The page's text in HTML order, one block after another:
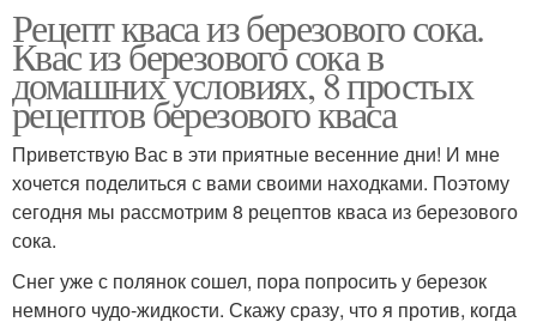
Рецепт кваса из березового сока.
Квас из березового сока в
домашних условиях, 8 простых
рецептов березового кваса
Приветствую Вас в эти приятные весенние дни! И мне
хочется поделиться с вами своими находками. Поэтому
сегодня мы рассмотрим 8 рецептов кваса из березового
сока.
Снег уже с полянок сошел, пора попросить у березок
немного чудо-жидкости. Скажу сразу, что я против, когда